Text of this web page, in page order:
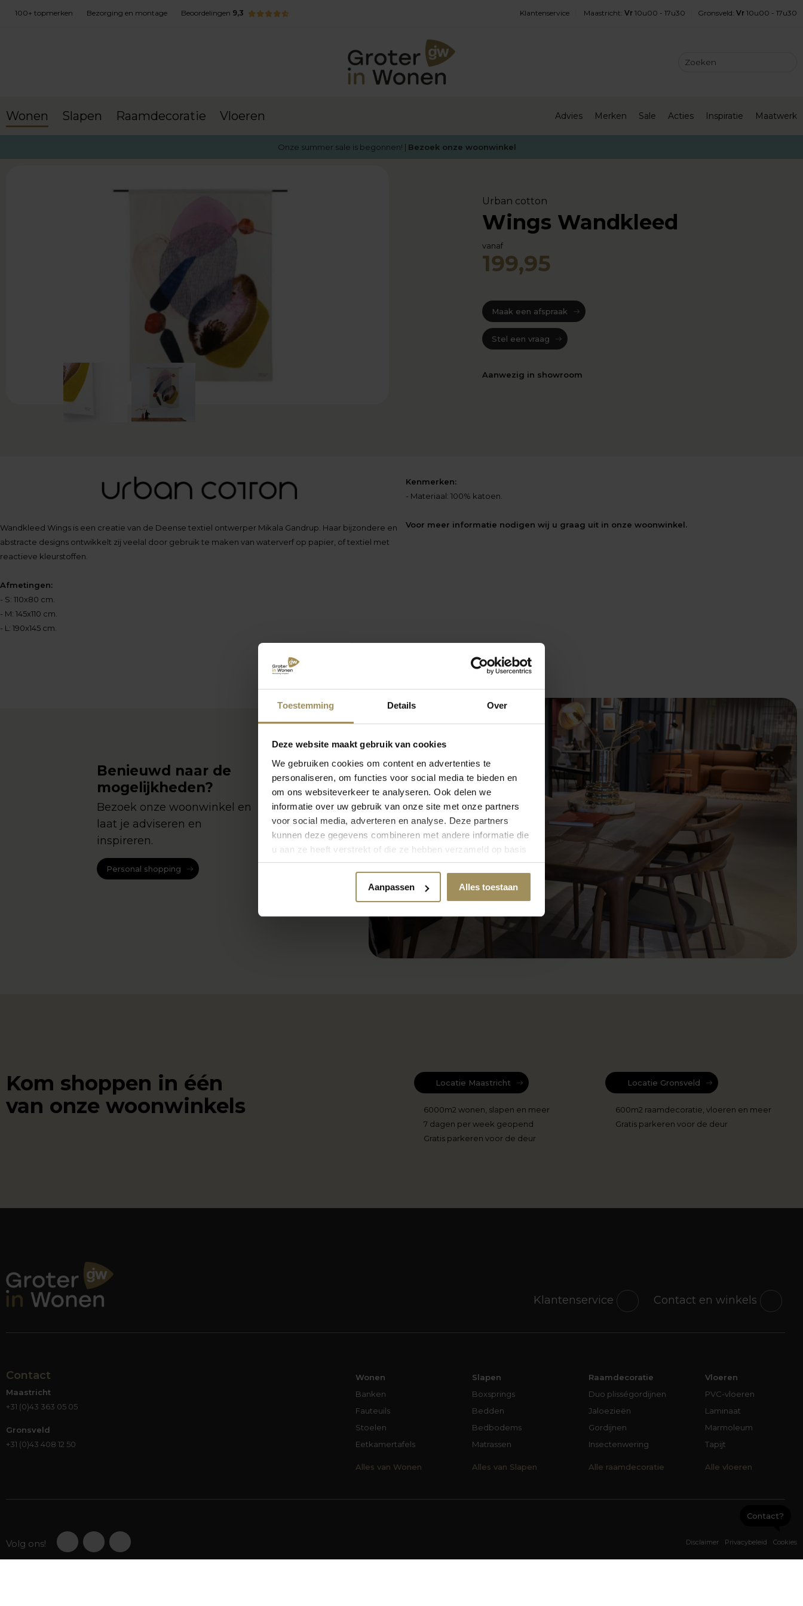
Toestemming Details Over
Deze website maakt gebruik van cookies
We gebruiken cookies om content en advertenties te
personaliseren, om functies voor social media te bieden en
om ons websiteverkeer te analyseren. Ook delen we
informatie over uw gebruik van onze site met onze partners
voor social media, adverteren en analyse. Deze partners
kunnen deze gegevens combineren met andere informatie die
u aan ze heeft verstrekt of die ze hebben verzameld op basis
van uw gebruik van hun services.
Aanpassen Alles toestaan
100+ topmerken Bezorging en montage Beoordelingen 9,3 Klantenservice Maastricht: Vr 10u00 - 17u30 Gronsveld: Vr 10u00 - 17u30
Wonen Slapen Raamdecoratie Vloeren Advies Merken Sale Acties Inspiratie Maatwerk
Onze summer sale is begonnen! | Bezoek onze woonwinkel
terug naar Wonen Wanddecoratie
Urban cotton
Wings Wandkleed
vanaf
199,95
Maak een afspraak
Stel een vraag
Aanwezig in showroom
Wandkleed Wings is een creatie van de Deense textiel ontwerper Mikala Gandrup. Haar bijzondere en
abstracte designs ontwikkelt zij veelal door gebruik te maken van waterverf op papier, of textiel met
reactieve kleurstoffen.
Afmetingen:
- S: 110x80 cm.
- M: 145x110 cm.
- L: 190x145 cm.
Kenmerken:
- Materiaal: 100% katoen.
Voor meer informatie nodigen wij u graag uit in onze woonwinkel.
Benieuwd naar de
mogelijkheden?
Bezoek onze woonwinkel en
laat je adviseren en
inspireren.
Personal shopping
Kom shoppen in één
van onze woonwinkels
Locatie Maastricht
6000m2 wonen, slapen en meer
7 dagen per week geopend
Gratis parkeren voor de deur
Locatie Gronsveld
600m2 raamdecoratie, vloeren en meer
Gratis parkeren voor de deur
Contact en winkels
Klantenservice
Contact
Maastricht
+31 (0)43 363 05 05
Gronsveld
+31 (0)43 408 12 50
Wonen
Banken
Fauteuils
Stoelen
Eetkamertafels
Alles van Wonen
Slapen
Boxsprings
Bedden
Bedbodems
Matrassen
Alles van Slapen
Raamdecoratie
Duo plisségordijnen
Jaloezieën
Gordijnen
Insectenwering
Alle raamdecoratie
Vloeren
PVC-vloeren
Laminaat
Marmoleum
Tapijt
Alle vloeren
Volg ons! Disclaimer Privacybeleid Cookies
Contact?